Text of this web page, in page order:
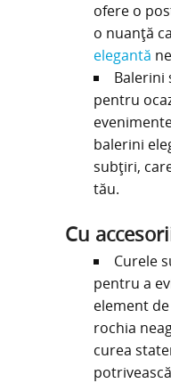
ofere o
o nuanță
elegantă
Balerini
pentru
balerini
subțiri,
tău.
Cu
Curele
pentru a
element
rochia
curea